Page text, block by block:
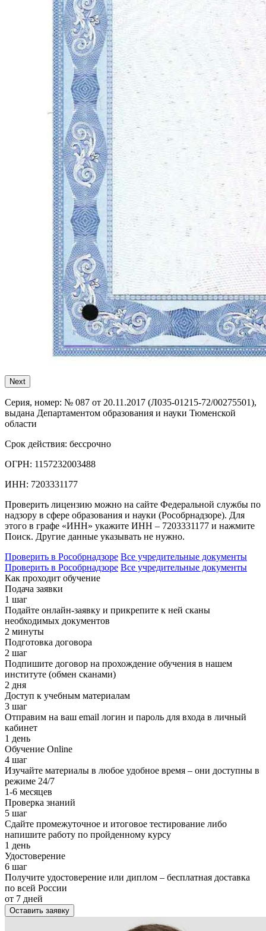
Next
Серия, номер: № 087 от 20.11.2017 (Л035-01215-72/00275501),
выдана Департаментом образования и науки Тюменской
области
Срок действия: бессрочно
ОГРН: 1157232003488
ИНН: 7203331177
Проверить лицензию можно на сайте Федеральной службы по
надзору в сфере образования и науки (Рособрнадзоре). Для
этого в графе «ИНН» укажите ИНН – 7203331177 и нажмите
Поиск. Другие данные указывать не нужно.
Проверить в Рособрнадзоре Все учредительные документы
Проверить в Рособрнадзоре Все учредительные документы
Как проходит обучение
Подача заявки
1 шаг
Подайте онлайн-заявку и прикрепите к ней сканы
необходимых документов
2 минуты
Подготовка договора
2 шаг
Подпишите договор на прохождение обучения в нашем
институте (обмен сканами)
2 дня
Доступ к учебным материалам
3 шаг
Отправим на ваш email логин и пароль для входа в личный
кабинет
1 день
Обучение Online
4 шаг
Изучайте материалы в любое удобное время – они доступны в
режиме 24/7
1-6 месяцев
Проверка знаний
5 шаг
Сдайте промежуточное и итоговое тестирование либо
напишите работу по пройденному курсу
1 день
Удостоверение
6 шаг
Получите удостоверение или диплом – бесплатная доставка
по всей России
от 7 дней
Оставить заявку